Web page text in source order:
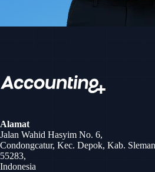
Alamat
Jalan Wahid Hasyim No. 6,
Condongcatur, Kec. Depok, Kab.
55283,
Indonesia